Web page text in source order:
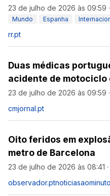
23 de julho de 2026 às 09:59 ·
Mundo Espanha
rr.pt
Duas médicas
acidente de motociclo
23 de julho de 2026 às 09:59 ·
cmjornal.pt
Oito feridos em
metro de Barcelona
23 de julho de 2026 às 08:41 ·
observador.pt